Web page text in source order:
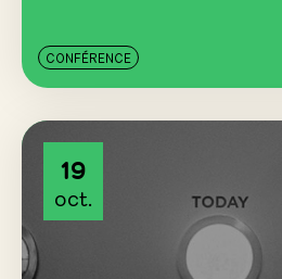
CONFÉRENCE
19
oct.